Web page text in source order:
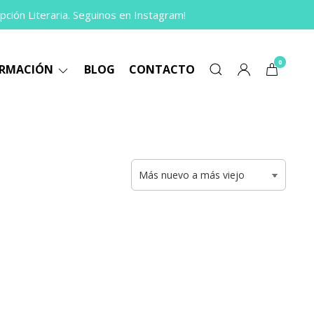
Literaria. Seguinos en Instagram!
BLOG CONTACTO 0